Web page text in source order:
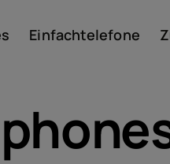
Einfachtelefone